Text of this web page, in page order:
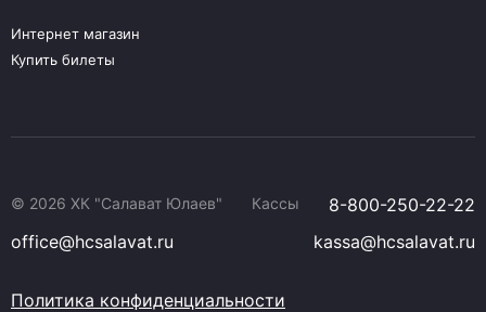
Интернет магазин
Купить билеты
© 2026 ХК "Салават Юлаев" Кассы
8-800-250-22-22
office@hcsalavat.ru
kassa@hcsalavat.ru
Политика конфиденциальности